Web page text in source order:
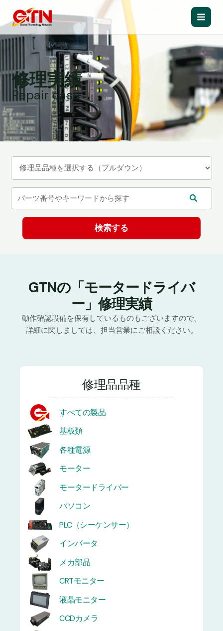
ス
プ
Main
修理実績
Repair case
GTNの「モータードライバ
ー」修理実績
動作確認設備を保有しているものもございますので、
詳細に関しましては、担当営業にご相談ください。
修理品品種
すべての製品
基板類
各種電源
モーター
モータードライバー
パソコン
PLC（シーケンサー）
インバータ
メカ部品
CRTモニター
液晶モニター
CCDカメラ